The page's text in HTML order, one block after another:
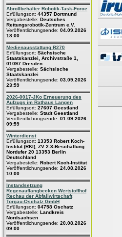
Abrollbehälter Robotik-Task-Force
Erfüllungsort: 44357 Dortmund
Vergabestelle: Deutsches
Rettungsrobotik-Zentrum e.V.
Veröffentlichungsende: 04.09.2026
18:00
Medienausstattung R270
Erfüllungsort: Sächsische
Staatskanzlei, Archivstraße 1,
01097 Dresden
Vergabestelle: Sächsische
Staatskanzlei
Veröffentlichungsende: 03.09.2026
23:59
2026-0017-JKo Erneuerung des
Aufzugs im Rathaus Langen
Erfüllungsort: 27607 Geestland
Vergabestelle: Stadt Geestland
Veröffentlichungsende: 01.09.2026
09:59
Winterdienst
Erfüllungsort: 13353 Robert Koch-
Institut (RKI), ZV 2.3-Beschaffung
Nordufer 20 13353 Berlin
Deutschland
Vergabestelle: Robert Koch-Institut
Veröffentlichungsende: 24.08.2026
10:00
Instandsetzung
Regenauffangbecken Wertstoffhof
Rechau der Abfallwirtschaft
Torgau-Oschatz GmbH
Erfüllungsort: 04758 Oschatz
Vergabestelle: Landkreis
Nordsachsen
Veröffentlichungsende: 20.08.2026
09:00